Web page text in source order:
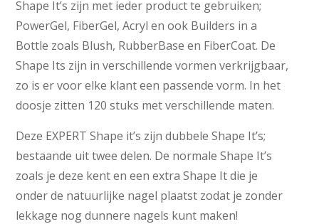
Shape It’s zijn met ieder product te gebruiken;
PowerGel, FiberGel, Acryl en ook Builders in a
Bottle zoals Blush, RubberBase en FiberCoat. De
Shape Its zijn in verschillende vormen verkrijgbaar,
zo is er voor elke klant een passende vorm. In het
doosje zitten 120 stuks met verschillende maten.
Deze EXPERT Shape it’s zijn dubbele Shape It’s;
bestaande uit twee delen. De normale Shape It’s
zoals je deze kent en een extra Shape It die je
onder de natuurlijke nagel plaatst zodat je zonder
lekkage nog dunnere nagels kunt maken!